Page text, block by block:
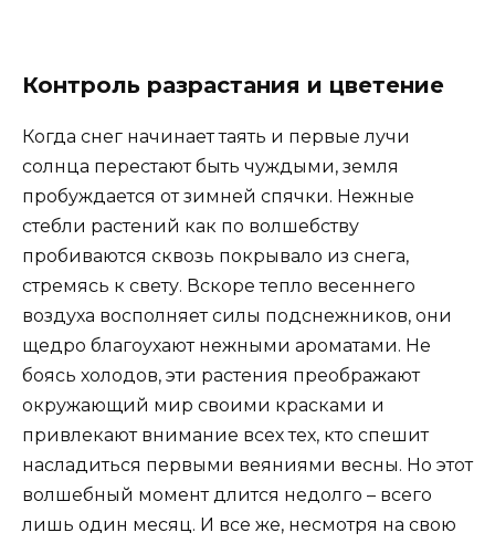
Контроль разрастания и цветение
Когда снег начинает таять и первые лучи
солнца перестают быть чуждыми, земля
пробуждается от зимней спячки. Нежные
стебли растений как по волшебству
пробиваются сквозь покрывало из снега,
стремясь к свету. Вскоре тепло весеннего
воздуха восполняет силы подснежников, они
щедро благоухают нежными ароматами. Не
боясь холодов, эти растения преображают
окружающий мир своими красками и
привлекают внимание всех тех, кто спешит
насладиться первыми веяниями весны. Но этот
волшебный момент длится недолго – всего
лишь один месяц. И все же, несмотря на свою